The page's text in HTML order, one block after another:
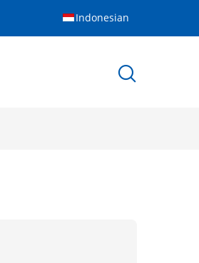
Indonesian